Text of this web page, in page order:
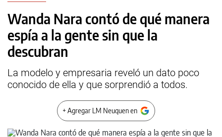
Wanda Nara contó de qué manera
espía a la gente sin que la
descubran
La modelo y empresaria reveló un dato poco
conocido de ella y que sorprendió a todos.
+ Agregar LM Neuquen en